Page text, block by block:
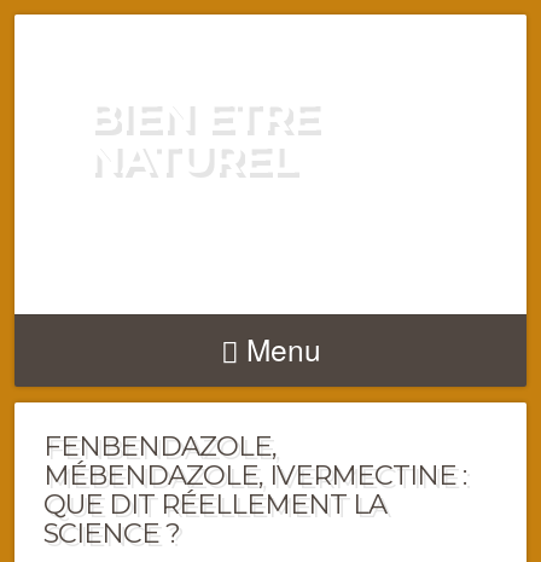
BIEN ETRE
NATUREL
Menu
FENBENDAZOLE,
MÉBENDAZOLE, IVERMECTINE :
QUE DIT RÉELLEMENT LA
SCIENCE ?